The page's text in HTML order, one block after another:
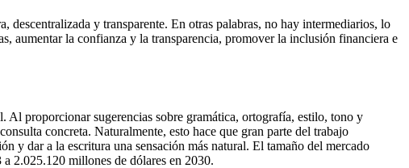
y transparente. En otras palabras, no hay intermediarios, lo
aumentar la confianza y la transparencia, promover la inclusión financiera e
Al proporcionar sugerencias sobre gramática, ortografía, estilo, tono y
concreta. Naturalmente, esto hace que gran parte del trabajo
y dar a la escritura una sensación más natural. El tamaño del mercado
2.025.120 millones de dólares en 2030.